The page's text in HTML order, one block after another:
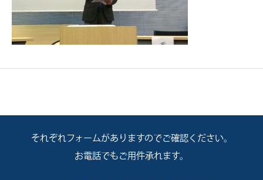
それぞれフォームがありますのでご確認ください。
お電話でもご用件承れます。